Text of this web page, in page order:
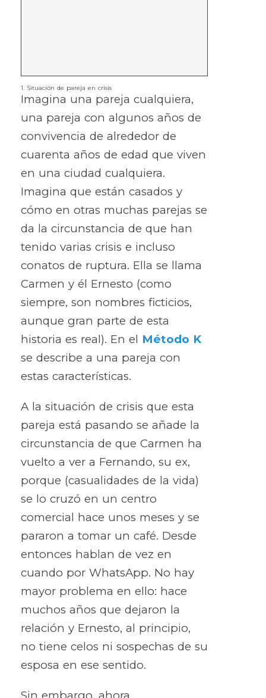
1. Situación de pareja en crisis
Imagina una pareja cualquiera,
una pareja con algunos años de
convivencia de alrededor de
cuarenta años de edad que viven
en una ciudad cualquiera.
Imagina que están casados y
cómo en otras muchas parejas se
da la circunstancia de que han
tenido varias crisis e incluso
conatos de ruptura. Ella se llama
Carmen y él Ernesto (como
siempre, son nombres ficticios,
aunque gran parte de esta
historia es real). En el Método K
se describe a una pareja con
estas características.
A la situación de crisis que esta
pareja está pasando se añade la
circunstancia de que Carmen ha
vuelto a ver a Fernando, su ex,
porque (casualidades de la vida)
se lo cruzó en un centro
comercial hace unos meses y se
pararon a tomar un café. Desde
entonces hablan de vez en
cuando por WhatsApp. No hay
mayor problema en ello: hace
muchos años que dejaron la
relación y Ernesto, al principio,
no tiene celos ni sospechas de su
esposa en ese sentido.